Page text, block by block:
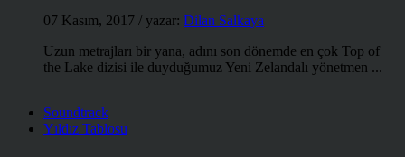
07 Kasım, 2017 / yazar: Dilan Salkaya
Uzun metrajları bir yana, adını son dönemde en çok Top of
the Lake dizisi ile duyduğumuz Yeni Zelandalı yönetmen ...
Soundtrack
Yıldız Tablosu